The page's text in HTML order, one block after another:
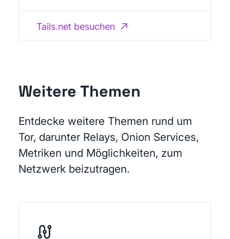
Tails.net besuchen
Weitere Themen
Entdecke weitere Themen rund um
Tor, darunter Relays, Onion Services,
Metriken und Möglichkeiten, zum
Netzwerk beizutragen.